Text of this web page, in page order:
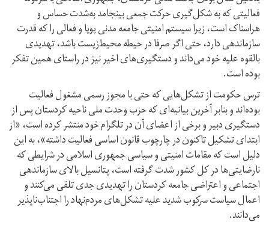
فعالیتی که به شکل‌گیری حرکت جمعی بینجامد به‌شدت حساس و
هراسناک است، زیرا سیستم امنیتی جامعه مدنی پویا و فعالی را که قدرت
سازماندهی دارد، حتی اگر صرفا در حیطه محیط‌زیست باشد، تهدیدی
بالقوه علیه خود می‌داند و دستگیری‌های اخیر نیز در راستای همین تفکر
بوده است.
ترس حکومت از تشکل‌هایی که حتی با مجوز رسمی مشغول فعالیت
بوده‌اند و بنابر آخرین بیانیه‌ای که حزب وحدت ملی ناحیه کردستان پس از
دستگیری دبیر و برخی از اعضای آن در تلگرام خود منتشر کرده است، «از
ابتدای تشکیل تا‌کنون در چارچوب قانون اساسی فعالیت داشته»، به این
دلیل است که مقامات امنیتی و سیاسی جمهوری اسلامی در شرایطی که
نارضایتی‌ها در کل کشور شدت گرفته است، پتانسیل بالای سازماندهی
اجتماعی و اعتراضی جامعه کردستان را تهدیدی جدی تلقی می‌کنند و
اعمال سیاست سرکوب شدید علیه تشکل‌های مردم‌نهاد را اجتناب‌ناپذیر
می‌دانند.